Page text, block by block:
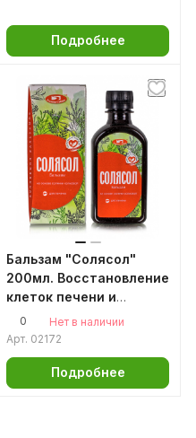
Подробнее
Бальзам "Солясол"
200мл. Восстановление
клеток печени и
поджелудочной
0
Нет в наличии
Арт. 02172
Подробнее